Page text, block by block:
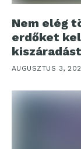
Nem elég
erdőket
AUGUSZTUS 3,